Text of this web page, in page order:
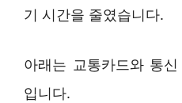
기 시간을 줄였습니다.
아래는 교통카드와 통
입니다.